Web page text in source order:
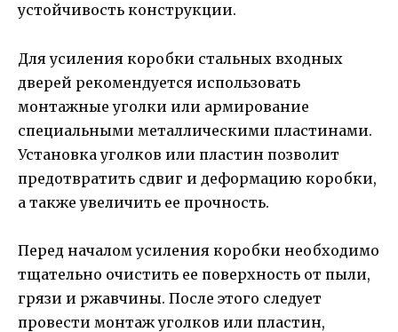
устойчивость конструкции.
Для усиления коробки стальных входных
дверей рекомендуется использовать
монтажные уголки или армирование
специальными металлическими пластинами.
Установка уголков или пластин позволит
предотвратить сдвиг и деформацию коробки,
а также увеличить ее прочность.
Перед началом усиления коробки необходимо
тщательно очистить ее поверхность от пыли,
грязи и ржавчины. После этого следует
провести монтаж уголков или пластин,